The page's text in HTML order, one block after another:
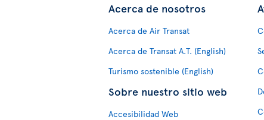
Acerca de nosotros
Acerca de Air Transat
Acerca de Transat A.T. (English)
Turismo sostenible (English)
Sobre nuestro sitio web
Accesibilidad Web